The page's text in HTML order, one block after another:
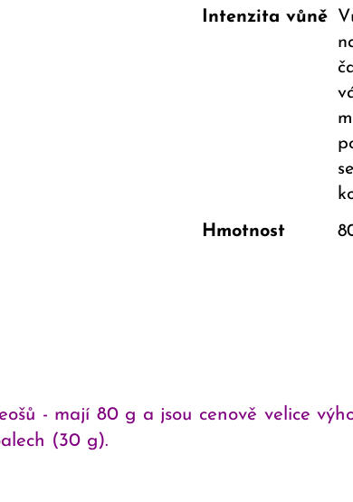
Intenzita vůně
Hmotnost
- mají 80 g a jsou cenově velice
(30 g).